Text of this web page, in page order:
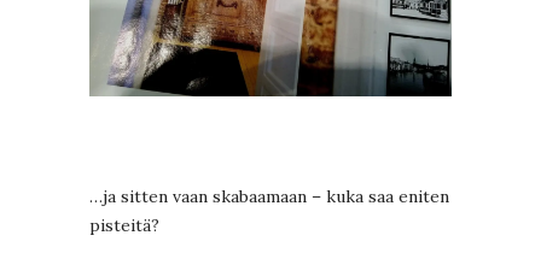
…ja sitten vaan skabaamaan – kuka saa eniten
pisteitä?